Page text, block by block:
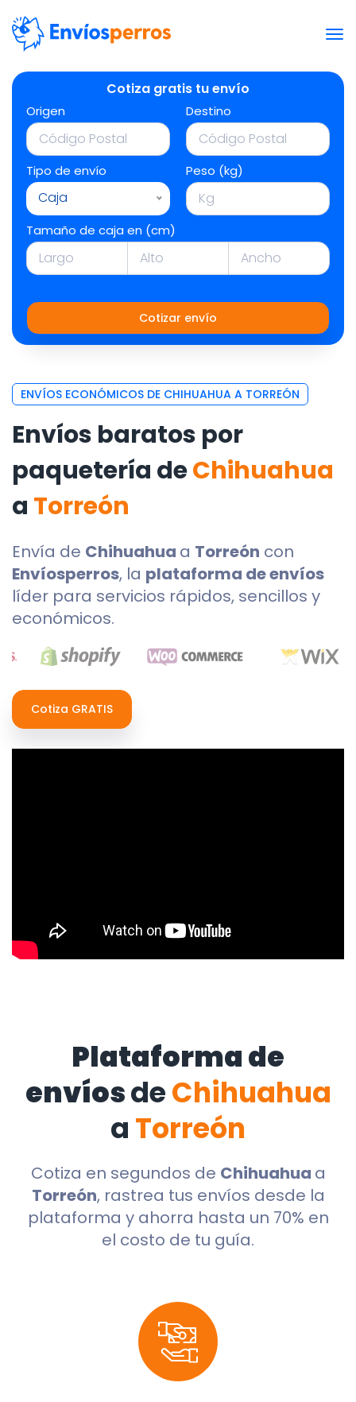
Cotiza gratis tu envío
Origen Destino
Tipo de envío
Caja
Peso (kg)
Tamaño de caja en (cm)
Cotizar envío
ENVÍOS ECONÓMICOS DE CHIHUAHUA A TORREÓN
Envíos baratos por
paquetería deChihuahua
a Torreón
Envía de Chihuahua a Torreón con
Envíosperros, la plataforma de envíos
líder para servicios rápidos, sencillos y
económicos.
Cotiza GRATIS
Plataforma de
envíosdeChihuahua
a Torreón
Cotiza en segundos de Chihuahua a
Torreón, rastrea tus envíos desde la
plataforma y ahorra hasta un 70% en
el costo de tu guía.